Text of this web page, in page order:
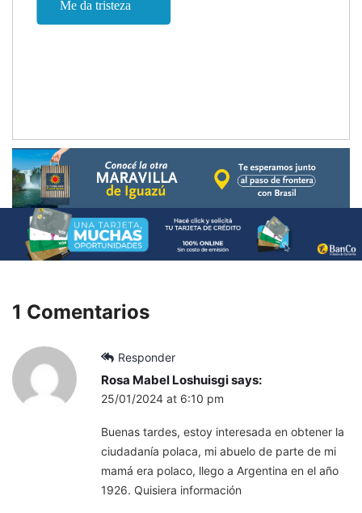
1 Comentarios
Responder
Rosa Mabel Loshuisgisays:
25/01/2024 at 6:10 pm
Buenas tardes, estoy interesada en obtener la
ciudadanía polaca, mi abuelo de parte de mi
mamá era polaco, llego a Argentina en el año
1926. Quisiera información